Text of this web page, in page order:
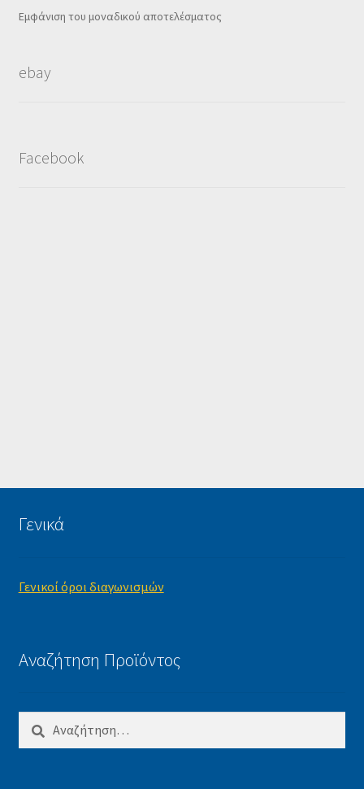
Εμφάνιση του μοναδικού αποτελέσματος
ebay
Facebook
Γενικά
Γενικοί όροι διαγωνισμών
Αναζήτηση Προϊόντος
Αναζήτηση